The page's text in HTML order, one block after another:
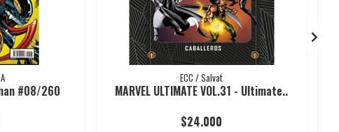
#08/260
ECC / Salvat
MARVEL ULTIMATE VOL.31 - Ultimate..
$24.000